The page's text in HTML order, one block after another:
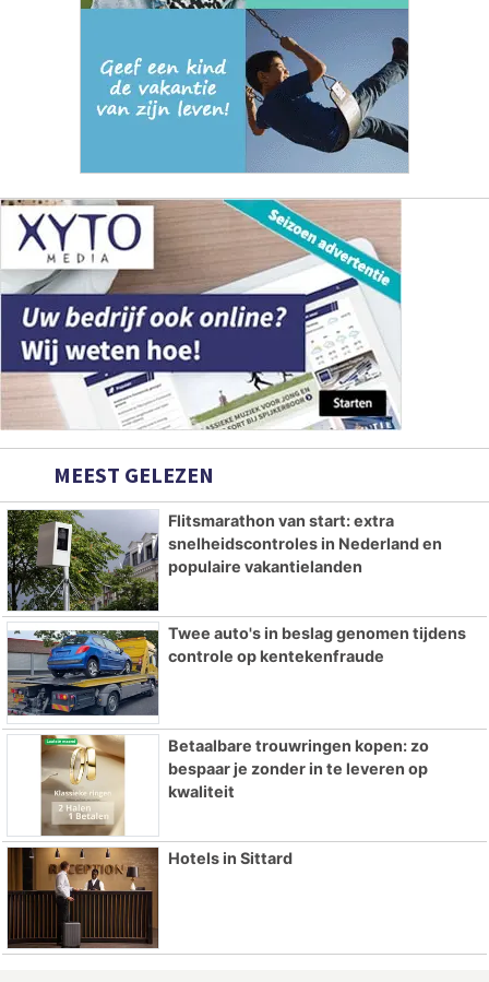
MEEST GELEZEN
Flitsmarathon van start: extra
snelheidscontroles in Nederland en
populaire vakantielanden
Twee auto's in beslag genomen tijdens
controle op kentekenfraude
Betaalbare trouwringen kopen: zo
bespaar je zonder in te leveren op
kwaliteit
Hotels in Sittard